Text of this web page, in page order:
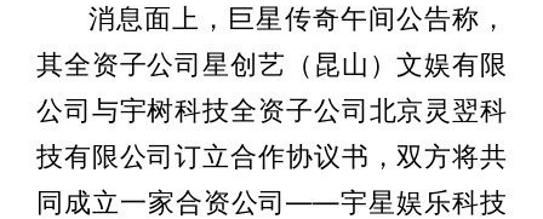
消息面上，巨星传奇午间公告称，
其全资子公司星创艺（昆山）文娱有限
公司与宇树科技全资子公司北京灵翌科
技有限公司订立合作协议书，双方将共
同成立一家合资公司——宇星娱乐科技